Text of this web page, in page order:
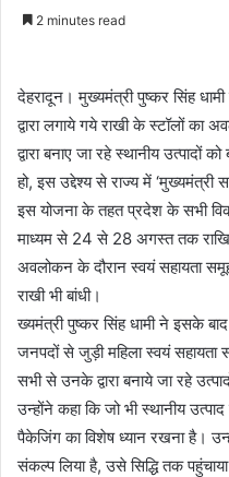
a
n
i
l
2 minutes read
देहरादून। मुख्यमंत्री पुष्कर सिंह
द्वारा लगाये गये राखी के स्टॉलों का
द्वारा बनाए जा रहे स्थानीय उत्पादों
हो, इस उद्देश्य से राज्य में
इस योजना के तहत प्रदेश के सभी
माध्यम से 24 से 28 अगस्त तक
अवलोकन के दौरान स्वयं सहायता
राखी भी बांधी।
ख्यमंत्री पुष्कर सिंह धामी ने इसके
जनपदों से जुड़ी महिला स्वयं सहायता
सभी से उनके द्वारा बनाये जा रहे
उन्होंने कहा कि जो भी स्थानीय
पैकेजिंग का विशेष ध्यान रखना है।
संकल्प लिया है, उसे सिद्धि तक